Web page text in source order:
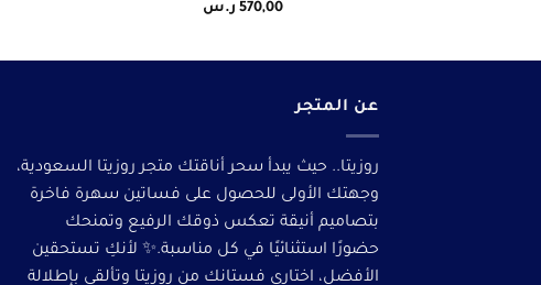
570,00 ر.س
عن المتجر
روزيتا.. حيث يبدأ سحر أناقتك متجر روزيتا السعودية،
وجهتك الأولى للحصول على فساتين سهرة فاخرة
بتصاميم أنيقة تعكس ذوقك الرفيع وتمنحك
حضورًا استثنائيًا في كل مناسبة.✨ لأنكِ تستحقين
الأفضل، اختاري فستانك من روزيتا وتألقى بإطلالة